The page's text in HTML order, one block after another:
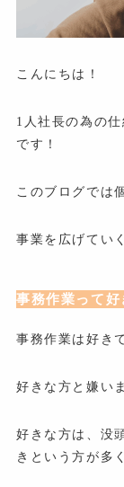
こんにちは！
1人社長の為の
です！
このブログでは
事業を広げてい
事務作業って
事務作業は好き
好きな方と嫌い
好きな方は、没
きという方が多く